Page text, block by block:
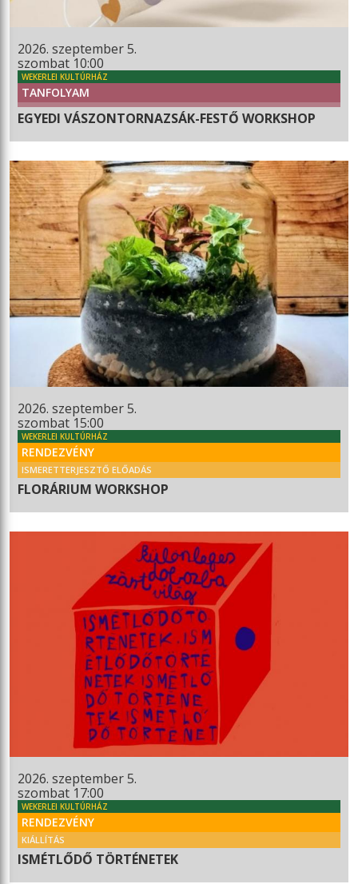
2026. szeptember 5.
szombat 10:00
WEKERLEI KULTÚRHÁZ
TANFOLYAM
EGYEDI VÁSZONTORNAZSÁK-FESTŐ WORKSHOP
2026. szeptember 5.
szombat 15:00
WEKERLEI KULTÚRHÁZ
RENDEZVÉNY
ISMERETTERJESZTŐ ELŐADÁS
FLORÁRIUM WORKSHOP
2026. szeptember 5.
szombat 17:00
WEKERLEI KULTÚRHÁZ
RENDEZVÉNY
KIÁLLÍTÁS
ISMÉTLŐDŐ TÖRTÉNETEK